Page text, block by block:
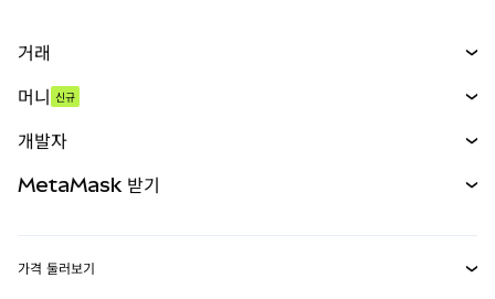
거래
무기한 선물
실물자산
머니 신규
개발자
MetaMask 받기
가격 둘러보기